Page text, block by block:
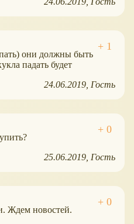
они должны быть
падать будет
24.06.2019 Гость
25.06.2019 Гость
Ждем новостей.